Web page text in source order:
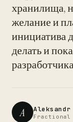
хранилища,
желание и
инициатива
делать и
A Fractional